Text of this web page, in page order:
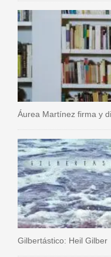
Áurea Martínez firma y
Gilbertástico: Heil Gilber